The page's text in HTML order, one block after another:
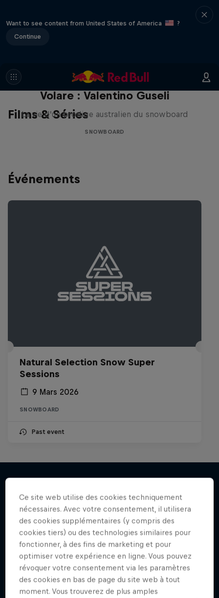
Want to see content from United States of America
?
Continue
Films & Séries
Volare : Valentino Guseli
La vie d’un prodige australien du snowboard
SNOWBOARD
Événements
Natural Selection Snow Super
Sessions
9 Mars 2026
SNOWBOARD
Past event
J'en veux encore !
Ce site web utilise des cookies techniquement
nécessaires. Avec votre consentement, il utilisera
des cookies supplémentaires (y compris des
cookies tiers) ou des technologies similaires pour
fonctionner, à des fins de marketing et pour
optimiser votre expérience en ligne. Vous pouvez
révoquer votre consentement via les paramètres
des cookies en bas de page du site web à tout
moment. Vous trouverez de plus amples